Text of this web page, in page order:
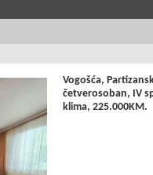
Vogošća,
četverosoban, IV
klima, 225.000KM.